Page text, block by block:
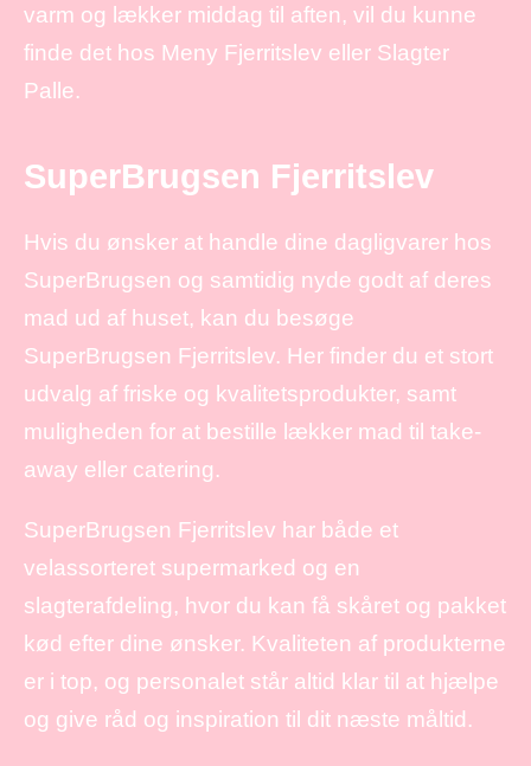
varm og lækker middag til aften, vil du kunne
finde det hos Meny Fjerritslev eller Slagter
Palle.
SuperBrugsen Fjerritslev
Hvis du ønsker at handle dine dagligvarer hos
SuperBrugsen og samtidig nyde godt af deres
mad ud af huset, kan du besøge
SuperBrugsen Fjerritslev. Her finder du et stort
udvalg af friske og kvalitetsprodukter, samt
muligheden for at bestille lækker mad til take-
away eller catering.
SuperBrugsen Fjerritslev har både et
velassorteret supermarked og en
slagterafdeling, hvor du kan få skåret og pakket
kød efter dine ønsker. Kvaliteten af produkterne
er i top, og personalet står altid klar til at hjælpe
og give råd og inspiration til dit næste måltid.